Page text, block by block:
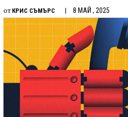
от КРИС СЪМЪРС 8 МАЙ , 2025